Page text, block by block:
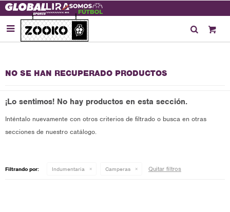

NO SE HAN RECUPERADO PRODUCTOS
¡Lo sentimos! No hay productos en esta sección.
Inténtalo nuevamente con otros criterios de filtrado o busca en otras
secciones de nuestro catálogo.
Filtrando por: Indumentaria Camperas Quitar filtros